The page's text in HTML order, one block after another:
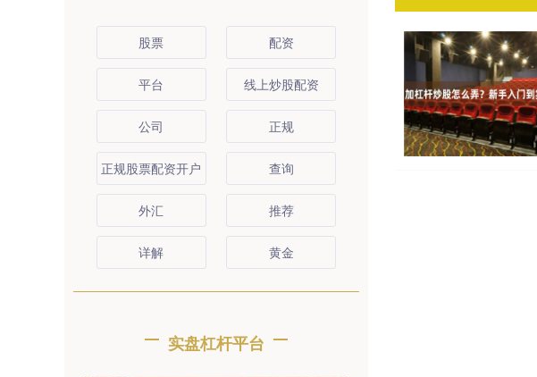
股票 配资
平台 线上炒股配资
公司 正规
正规股票配资开户 查询
外汇 推荐
详解 黄金
实盘杠杆平台